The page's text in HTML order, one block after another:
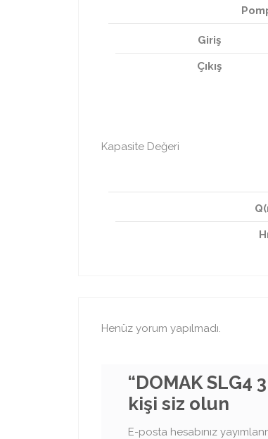
Giriş
Çıkış
Kapasite Değeri
Henüz yorum yapılmadı.
“DOMAK SLG4
kişi siz olun
E-posta hesabınız